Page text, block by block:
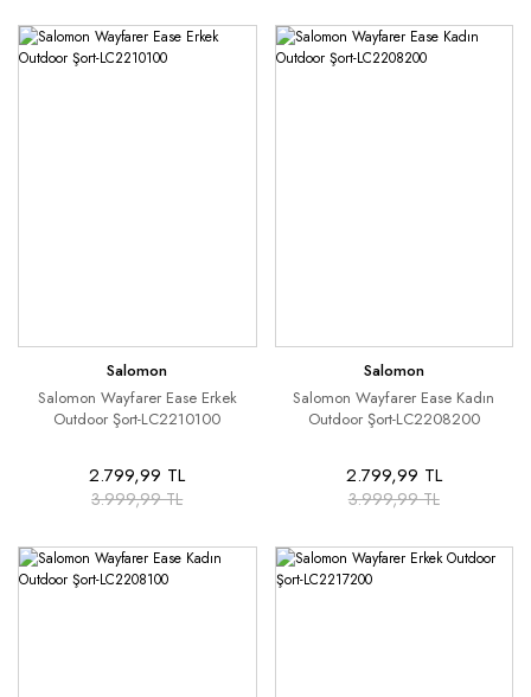
Salomon
Salomon Wayfarer Ease Erkek
Outdoor Şort-LC2210100
2.799,99 TL
3.999,99 TL
Salomon
Salomon Wayfarer Ease Kadın
Outdoor Şort-LC2208200
2.799,99 TL
3.999,99 TL